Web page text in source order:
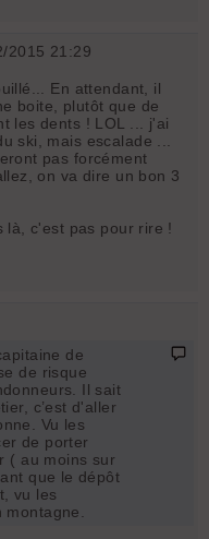
2015 21:29
En attendant, il
boite, plutôt que de
les dents ! LOL ... j'ai
ski, mais escalade ...
pas forcément
on va dire un bon 3
là, c'est pas pour rire !
de
de risque
Il sait
c’est d'aller
Vu les
de porter
( au moins sur
que le dépôt
vu les